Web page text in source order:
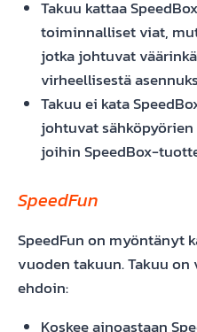
Takuu kattaa
toiminnalliset viat,
jotka johtuvat
virheellisestä
Takuu ei kata
johtuvat
joihin SpeedBox-
SpeedFun
SpeedFun on myöntänyt
vuoden takuun. Takuu on
ehdoin:
Koskee ainoastaan